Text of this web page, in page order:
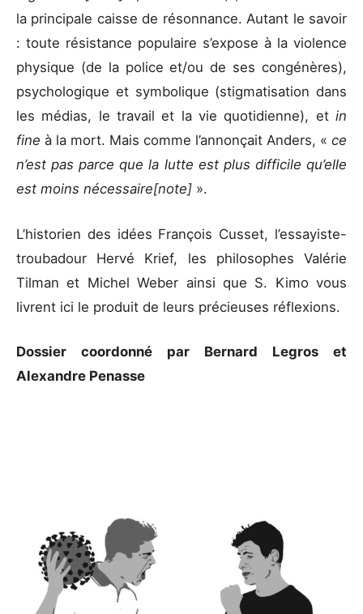
la principale caisse de résonnance. Autant le savoir
: toute résistance populaire s’expose à la violence
physique (de la police et/ou de ses congénères),
psychologique et symbolique (stigmatisation dans
les médias, le travail et la vie quotidienne), et in
fine à la mort. Mais comme l’annonçait Anders, « ce
n’est pas parce que la lutte est plus difficile qu’elle
est moins nécessaire[note] ».
L’historien des idées François Cusset, l’essayiste-
troubadour Hervé Krief, les philosophes Valérie
Tilman et Michel Weber ainsi que S. Kimo vous
livrent ici le produit de leurs précieuses réflexions.
Dossier coordonné par Bernard Legros et
Alexandre Penasse